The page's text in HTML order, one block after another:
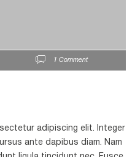
1 Comment
adipiscing elit. Integer
ante dapibus diam. Nam